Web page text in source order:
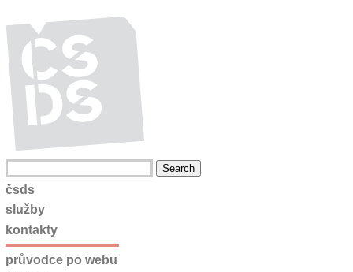
čsds
služby
kontakty
průvodce po webu